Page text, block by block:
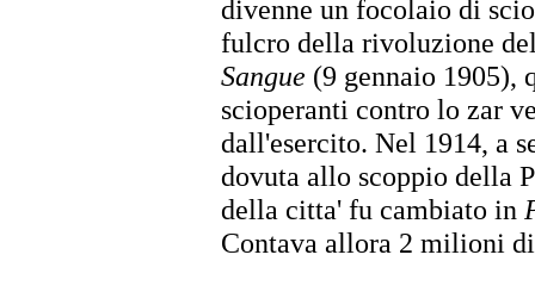
divenne un focolaio di
fulcro della rivoluzione
Sangue (9 gennaio 1905),
scioperanti contro lo zar
dall'esercito. Nel 1914, a
dovuta allo scoppio della
della citta' fu cambiato in
Contava allora 2 milioni